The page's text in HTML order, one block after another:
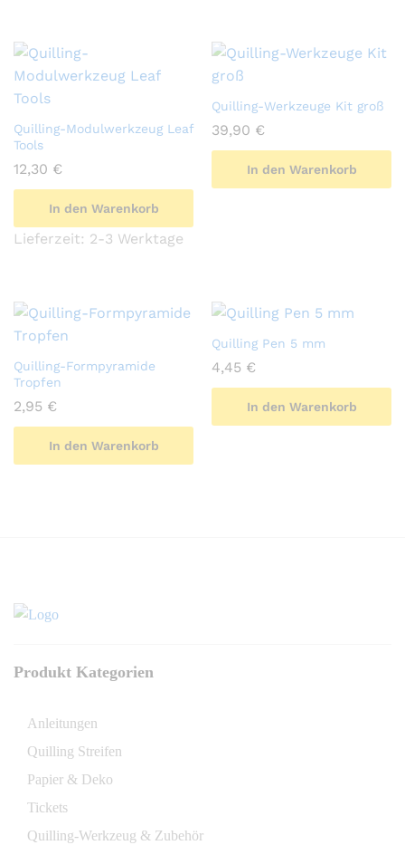
Quilling-Modulwerkzeug Leaf
Tools
12,30 €
In den Warenkorb
Lieferzeit: 2-3 Werktage
Quilling-Werkzeuge Kit groß
39,90 €
In den Warenkorb
Quilling-Formpyramide
Tropfen
2,95 €
In den Warenkorb
Quilling Pen 5 mm
4,45 €
In den Warenkorb
Produkt Kategorien
Anleitungen
Quilling Streifen
Papier & Deko
Tickets
Quilling-Werkzeug & Zubehör